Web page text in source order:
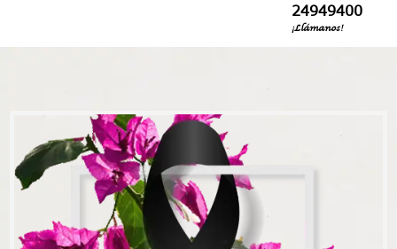
24949400
¡Llámanos!